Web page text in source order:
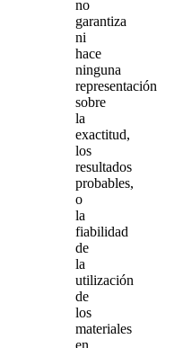
no
garantiza
ni
hace
ninguna
representación
sobre
la
exactitud,
los
resultados
probables,
o
la
fiabilidad
de
la
utilización
de
los
materiales